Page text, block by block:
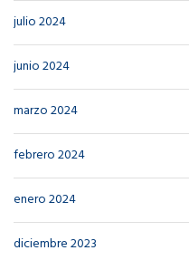
julio 2024
junio 2024
marzo 2024
febrero 2024
enero 2024
diciembre 2023